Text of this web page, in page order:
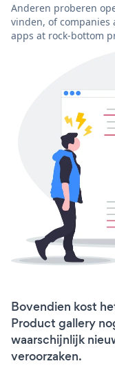
Anderen proberen
vinden, of companies
apps at rock-bottom
Bovendien kost
Product gallery
waarschijnlijk
veroorzaken.